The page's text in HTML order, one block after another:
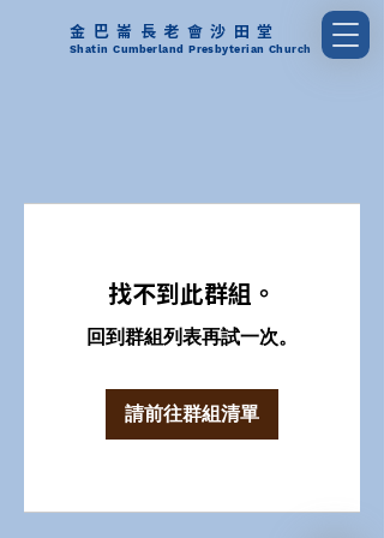
金巴崙長老會沙田堂
Shatin Cumberland Presbyterian Church
找不到此群組。
回到群組列表再試一次。
請前往群組清單